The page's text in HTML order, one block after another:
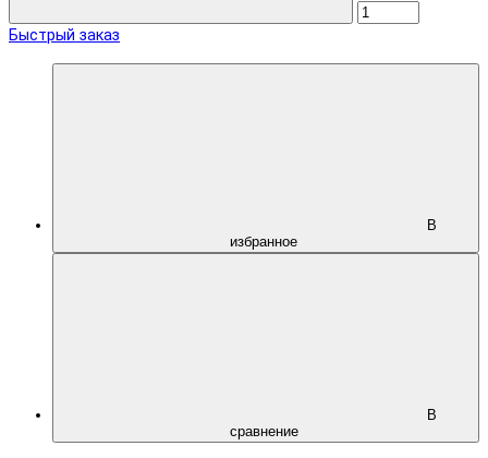
Быстрый заказ
В
избранное
В
сравнение